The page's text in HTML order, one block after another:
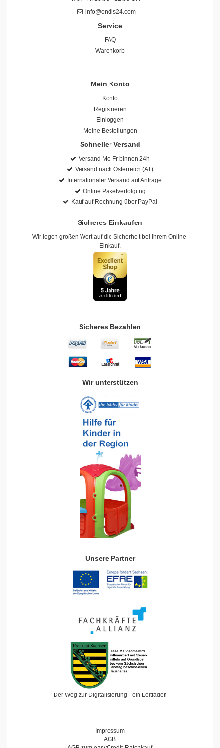
info@ondis24.com
Service
FAQ
Warenkorb
Mein Konto
Konto
Registrieren
Einloggen
Meine Bestellungen
Schneller Versand
Versand Mo-Fr binnen 24h
Versand nach Österreich (AT)
Internationaler Versand auf Anfrage
Online Paketverfolgung
Kauf auf Rechnung über PayPal
Sicheres Einkaufen
Wir legen großen Wert auf die Sicherheit bei Ihrem Online-
Einkauf.
Sicheres Bezahlen
Wir unterstützen
Unsere Partner
Der Weg zur Digitalisierung - ein Leitfaden
Impressum
AGB